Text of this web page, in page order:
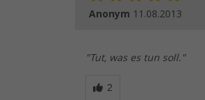
Anonym 11.08.2013
"Tut, was es tun soll."